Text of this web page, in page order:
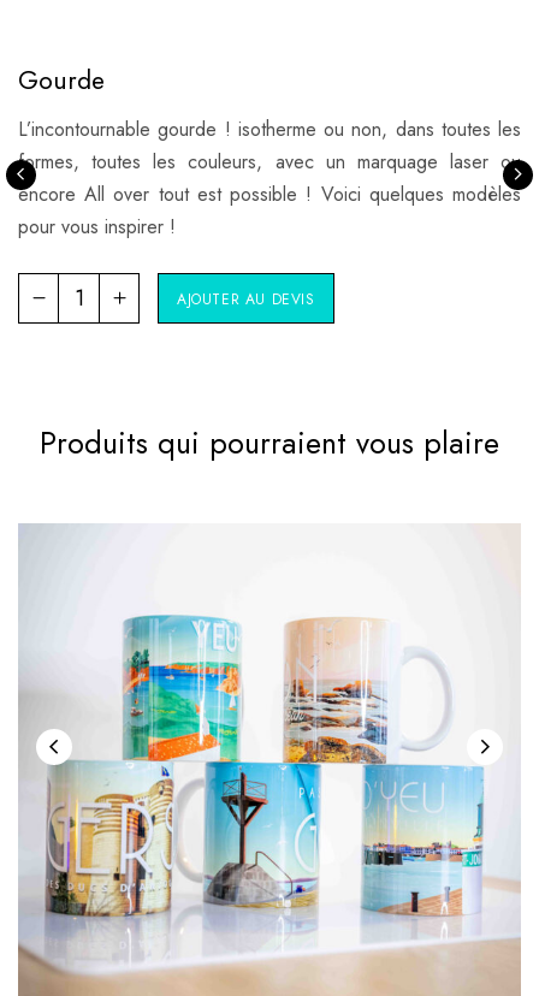
Gourde
L’incontournable gourde ! isotherme ou non, dans toutes les
formes, toutes les couleurs, avec un marquage laser ou
encore All over tout est possible ! Voici quelques modèles
pour vous inspirer !
AJOUTER AU DEVIS
Produits qui pourraient vous plaire